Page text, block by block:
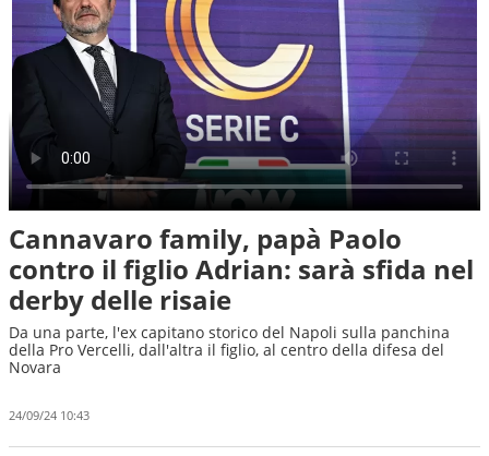
Cannavaro family, papà Paolo
contro il figlio Adrian: sarà sfida nel
derby delle risaie
Da una parte, l'ex capitano storico del Napoli sulla panchina
della Pro Vercelli, dall'altra il figlio, al centro della difesa del
Novara
24/09/24 10:43